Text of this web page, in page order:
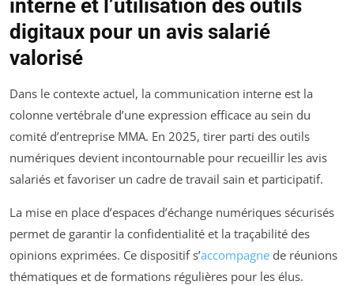
interne et l’utilisation des outils
digitaux pour un avis salarié
valorisé
Dans le contexte actuel, la communication interne est la
colonne vertébrale d’une expression efficace au sein du
comité d’entreprise MMA. En 2025, tirer parti des outils
numériques devient incontournable pour recueillir les avis
salariés et favoriser un cadre de travail sain et participatif.
La mise en place d’espaces d’échange numériques sécurisés
permet de garantir la confidentialité et la traçabilité des
opinions exprimées. Ce dispositif s’accompagne de réunions
thématiques et de formations régulières pour les élus.